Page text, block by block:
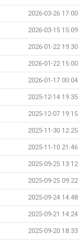
2026-03-26 17:00
2026-03-15 15:09
2026-01-22 19:30
2026-01-22 15:00
2026-01-17 00:04
2025-12-14 19:35
2025-12-07 19:15
2025-11-30 12:25
2025-11-10 21:46
2025-09-25 13:12
2025-09-25 09:22
2025-09-24 14:48
2025-09-21 14:24
2025-09-20 18:33